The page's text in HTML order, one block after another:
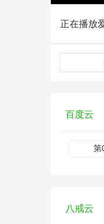
正在播放
百度云
第
八戒云